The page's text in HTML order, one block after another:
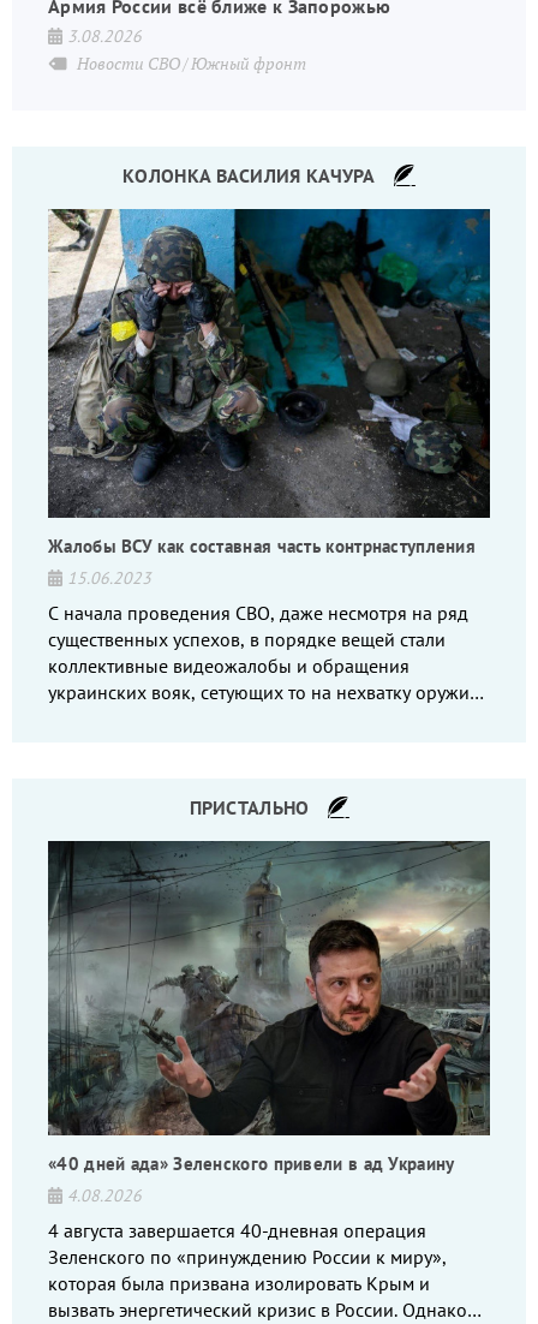
Армия России всё ближе к Запорожью
3.08.2026
Новости СВО Южный фронт
КОЛОНКА ВАСИЛИЯ КАЧУРА
Жалобы ВСУ как составная часть контрнаступления
15.06.2023
С начала проведения СВО, даже несмотря на ряд
существенных успехов, в порядке вещей стали
коллективные видеожалобы и обращения
украинских вояк, сетующих то на нехватку оружия,
ПРИСТАЛЬНО
«40 дней ада» Зеленского привели в ад Украину
4.08.2026
4 августа завершается 40-дневная операция
Зеленского по «принуждению России к миру»,
которая была призвана изолировать Крым и
вызвать энергетический кризис в России. Однако